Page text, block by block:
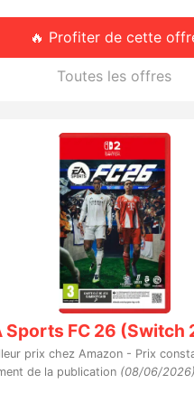
🔥 Profiter de cette
Toutes les offres
Sports FC 26 (Switch
prix chez Amazon - Prix
de la publication (08/06/2026)